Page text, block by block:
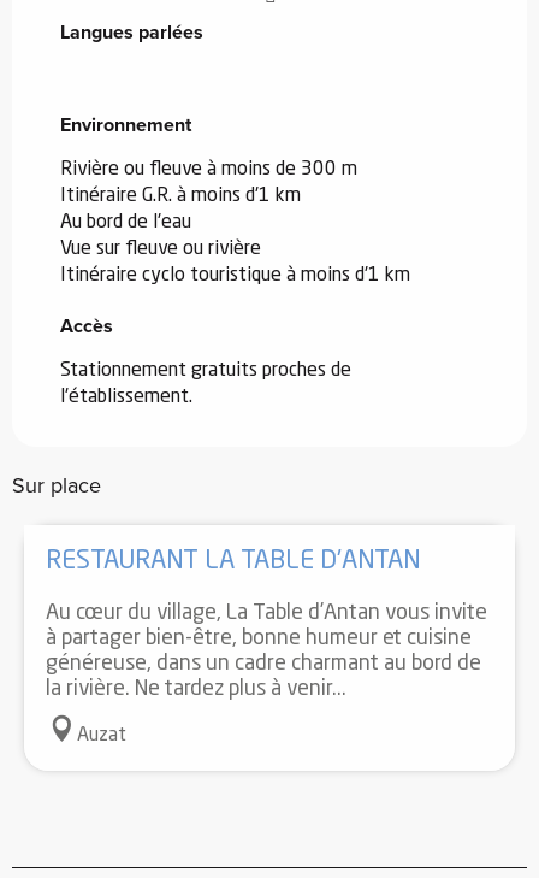
Langues parlées
Langues parlées
Environnement
Environnement
Rivière ou fleuve à moins de 300 m
Itinéraire G.R. à moins d'1 km
Au bord de l'eau
Vue sur fleuve ou rivière
Itinéraire cyclo touristique à moins d'1 km
Accès
Accès
Stationnement gratuits proches de
l'établissement.
Sur place
RESTAURANT LA TABLE D'ANTAN
Au cœur du village, La Table d’Antan vous invite
à partager bien-être, bonne humeur et cuisine
généreuse, dans un cadre charmant au bord de
la rivière. Ne tardez plus à venir...
Auzat